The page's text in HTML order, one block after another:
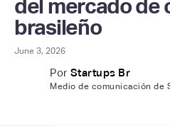
del mercado de
brasileño
June 3, 2026
Por Startups Br
Medio de comunicación de